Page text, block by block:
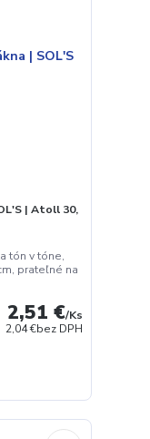
| Atoll 30,
tón v tóne,
prateľné na
2,51 €/Ks
2,04 €bez DPH